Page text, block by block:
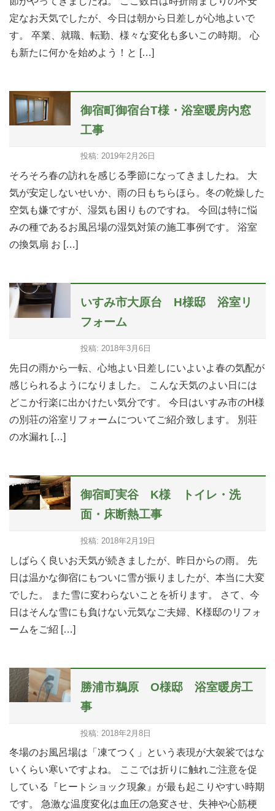
定なお天気でしたが、今日は朝から日差しが心地よいで
す。 卒業、就職、転勤、様々な変化も多いこの時期。 心
も新たに何かを始めよう！と […]
御宿町御宿台T様・浴室暖房内窓
工事
投稿: 2019年2月26日
そろそろ春の訪れを感じる季節になってきましたね。 大
気が安定しないせいか、雨の日もちらほら。冬の乾燥した
空気も嫌ですが、湿気も困りものですね。 今回は特に悩
みの種であるお風呂場の湿気対策の施工事例です。 浴室
の換気扇 お […]
いすみ市大原台 H様邸 浴室リ
フォーム
投稿: 2018年3月6日
先日の雨から一転、心地よい日差しにいよいよ春の気配が
感じられるようになりました。 こんな天気のよい日には
どこか行楽に出かけたい気分です。 今日はいすみ市のH様
の別荘の浴室リフォームについてご紹介致します。 別荘
の水漏れ […]
御宿町実谷 K様 トイレ・洗
面・床断熱工事
投稿: 2018年2月19日
しばらく良いお天気が続きましたが、昨日からの雨。 先
日は温かな御宿にもついに雪が振りましたが、本当に大変
でした。 また雪に変わらないことを祈ります。 さて、今
日はそんな雪にも負けない元気なご夫婦、K様邸のリフォ
ームをご紹 […]
勝浦市鵜原 O様邸 浴室暖房工
事
投稿: 2018年2月8日
冬場のお風呂場は「凍てつく」という表現が大袈裟ではな
いくらい寒いですよね。 ここでは折りに触れご注意を促
している『ヒートショック現象』が最も起こりやすい時期
です。 急激な温度変化は血圧の急変させ、失神や心筋梗